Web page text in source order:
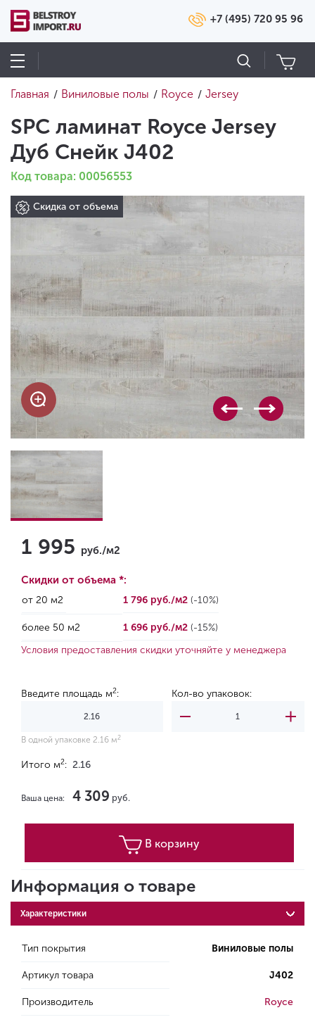
+7 (495) 720 95 96
Главная / Виниловые полы / Royce / Jersey
SPC ламинат Royce Jersey
Дуб Снейк J402
Код товара: 00056553
Скидка от объема
1 995 руб./м2
Скидки от объема *:
от 20 м2 1 796 руб./м2 (-10%)
более 50 м2 1 696 руб./м2 (-15%)
Условия предоставления скидки уточняйте у менеджера
Введите площадь м2: Кол-во упаковок:
В одной упаковке 2.16 м 2
Итого м2: 2.16
Ваша цена: 4 309 руб.
В корзину
Информация о товаре
Характеристики
Тип покрытия Виниловые полы
Артикул товара J402
Производитель Royce